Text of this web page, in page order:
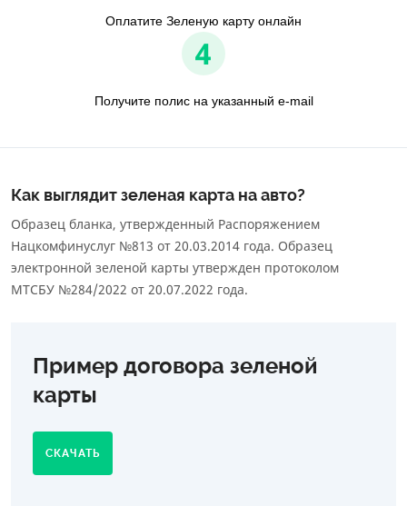
Оплатите Зеленую карту онлайн
4
Получите полис на указанный e-mail
Как выглядит зеленая карта на авто?
Образец бланка, утвержденный Распоряжением
Нацкомфинуслуг №813 от 20.03.2014 года. Образец
электронной зеленой карты утвержден протоколом
МТСБУ №284/2022 от 20.07.2022 года.
Пример договора зеленой
карты
СКАЧАТЬ